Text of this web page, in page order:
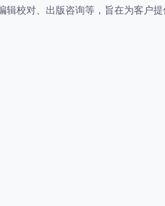
校对、出版咨询等，旨在为客户提